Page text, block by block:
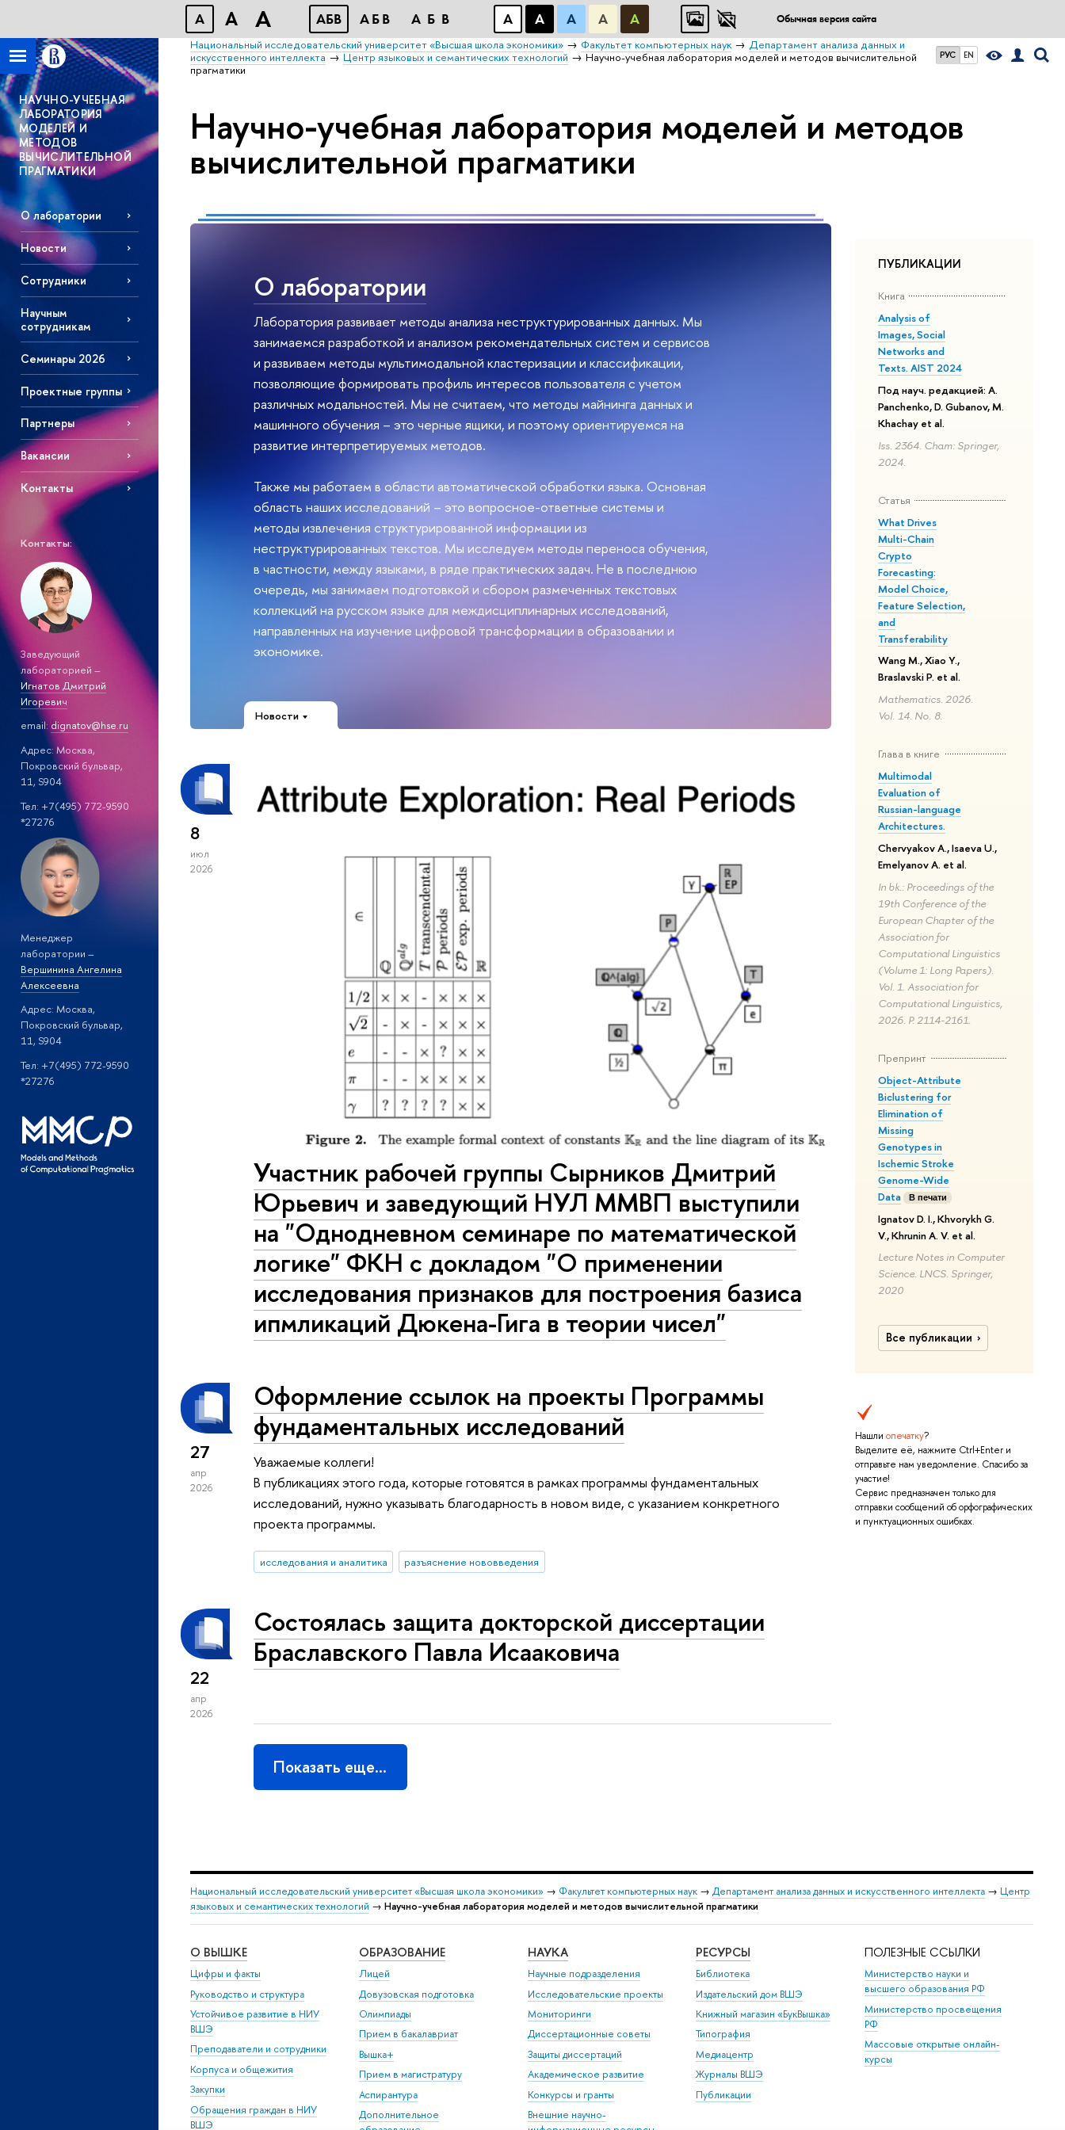
A A A АБВ АБВ АБВ А А А А А Обычная версия сайта
РУС EN
Национальный исследовательский университет «Высшая школа экономики» Факультет компьютерных наук
Департамент анализа данных и
искусственного интеллекта
Центр языковых и семантических технологий
Научно-учебная лаборатория моделей и методов вычислительной
прагматики
НАУЧНО-УЧЕБНАЯ
ЛАБОРАТОРИЯ
МОДЕЛЕЙ И
МЕТОДОВ
ВЫЧИСЛИТЕЛЬНОЙ
ПРАГМАТИКИ
О лаборатории
Новости
Сотрудники
Научным
сотрудникам
Семинары 2026
Проектные группы
Партнеры
Вакансии
Контакты
Контакты:
Заведующий
лабораторией –
Игнатов Дмитрий
Игоревич
email:dignatov@hse.ru
Адрес: Москва,
Покровский бульвар,
11, S904
Тел: +7(495) 772-9590
*27276
Менеджер
лаборатории –
Вершинина Ангелина
Алексеевна
Адрес: Москва,
Покровский бульвар,
11, S904
Тел: +7(495) 772-9590
*27276
Научно-учебная лаборатория моделей и методов
вычислительной прагматики
ПУБЛИКАЦИИ
Книга
Analysis of
Images, Social
Networks and
Texts. AIST 2024
Под науч. редакцией: A.
Panchenko, D. Gubanov, M.
Khachay et al.
Iss. 2364. Cham: Springer,
2024.
Статья
What Drives
Multi-Chain
Crypto
Forecasting:
Model Choice,
Feature Selection,
and
Transferability
Wang M., Xiao Y.,
Braslavski P. et al.
Mathematics. 2026.
Vol. 14. No. 8.
Глава в книге
Multimodal
Evaluation of
Russian-language
Architectures.
Chervyakov A., Isaeva U.,
Emelyanov A. et al.
In bk.: Proceedings of the
19th Conference of the
European Chapter of the
Association for
Computational Linguistics
(Volume 1: Long Papers).
Vol. 1. Association for
Computational Linguistics,
2026. P. 2114-2161.
Препринт
Object-Attribute
Biclustering for
Elimination of
Missing
Genotypes in
Ischemic Stroke
Genome-Wide
Data
В печати
Ignatov D. I., Khvorykh G.
V., Khrunin A. V. et al.
Lecture Notes in Computer
Science. LNCS. Springer,
2020
Все публикации
Нашли опечатку?
Выделите её, нажмите Ctrl+Enter и
отправьте нам уведомление. Спасибо за
участие!
Сервис предназначен только для
отправки сообщений об орфографических
и пунктуационных ошибках.
О лаборатории
Лаборатория развивает методы анализа неструктурированных данных. Мы
занимаемся разработкой и анализом рекомендательных систем и сервисов
и развиваем методы мультимодальной кластеризации и классификации,
позволяющие формировать профиль интересов пользователя с учетом
различных модальностей. Мы не считаем, что методы майнинга данных и
машинного обучения – это черные ящики, и поэтому ориентируемся на
развитие интерпретируемых методов.
Также мы работаем в области автоматической обработки языка. Основная
область наших исследований – это вопросное-ответные системы и
методы извлечения структурированной информации из
неструктурированных текстов. Мы исследуем методы переноса обучения,
в частности, между языками, в ряде практических задач. Не в последнюю
очередь, мы занимаем подготовкой и сбором размеченных текстовых
коллекций на русском языке для междисциплинарных исследований,
направленных на изучение цифровой трансформации в образовании и
экономике.
Новости
8
июл
2026
Участник рабочей группы Сырников Дмитрий
Юрьевич и заведующий НУЛ ММВП выступили
на "Однодневном семинаре по математической
логике" ФКН с докладом "О применении
исследования признаков для построения базиса
ипмликаций Дюкена-Гига в теории чисел"
27
апр
2026
Оформление ссылок на проекты Программы
фундаментальных исследований
Уважаемые коллеги!
В публикациях этого года, которые готовятся в рамках программы фундаментальных
исследований, нужно указывать благодарность в новом виде, с указанием конкретного
проекта программы.
исследования и аналитика разъяснение нововведения
22
апр
2026
Состоялась защита докторской диссертации
Браславского Павла Исааковича
Показать еще…
Национальный исследовательский университет «Высшая школа экономики» → Факультет компьютерных наук → Департамент анализа данных и искусственного интеллекта → Центр
языковых и семантических технологий → Научно-учебная лаборатория моделей и методов вычислительной прагматики
О ВЫШКЕ
Цифры и факты
Руководство и структура
Устойчивое развитие в НИУ
ВШЭ
Преподаватели и сотрудники
Корпуса и общежития
Закупки
Обращения граждан в НИУ
ВШЭ
ОБРАЗОВАНИЕ
Лицей
Довузовская подготовка
Олимпиады
Прием в бакалавриат
Вышка+
Прием в магистратуру
Аспирантура
Дополнительное
НАУКА
Научные подразделения
Исследовательские проекты
Мониторинги
Диссертационные советы
Защиты диссертаций
Академическое развитие
Конкурсы и гранты
Внешние научно-
РЕСУРСЫ
Библиотека
Издательский дом ВШЭ
Книжный магазин «БукВышка»
Типография
Медиацентр
Журналы ВШЭ
Публикации
ПОЛЕЗНЫЕ ССЫЛКИ
Министерство науки и
высшего образования РФ
Министерство просвещения
РФ
Массовые открытые онлайн-
курсы